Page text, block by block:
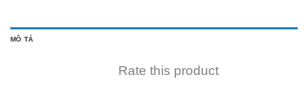
MÔ TẢ
Rate this product